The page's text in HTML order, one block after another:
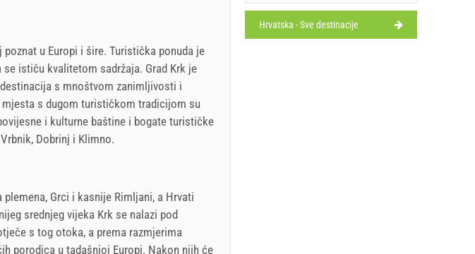
u Europi i šire. Turistička ponuda je
ističu kvalitetom sadržaja. Grad Krk je
s mnoštvom zanimljivosti i
s dugom turističkom tradicijom su
i kulturne baštine i bogate turističke
Dobrinj i Klimno.
Grci i kasnije Rimljani, a Hrvati
srednjeg vijeka Krk se nalazi pod
s tog otoka, a prema razmjerima
porodica u tadašnjoj Europi. Nakon njih će
Hrvatska - Sve destinacije